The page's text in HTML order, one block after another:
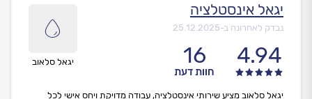
יגאל סלאוב
יגאל אינסטלציה
נבדק לאחרונה ב-25.12.2025
4.94
16
חוות דעת
יגאל סלאוב מציע שירותי אינסטלציה, עבודה מדויקת ויחס אישי לכל